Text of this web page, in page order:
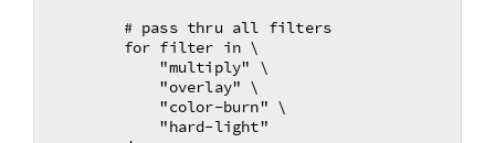
        # pass thru all filters
        for filter in \
            "multiply" \
            "overlay" \
            "color-burn" \
            "hard-light"